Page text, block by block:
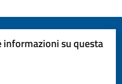
informazioni su questa